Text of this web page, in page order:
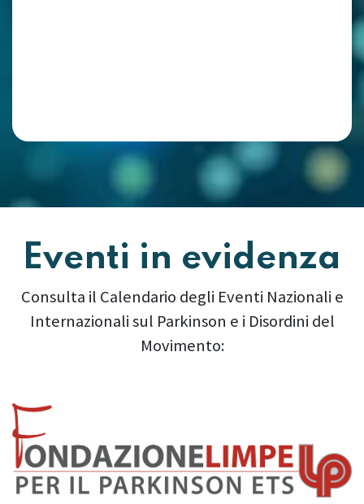
Eventi in evidenza
Consulta il Calendario degli Eventi Nazionali e
Internazionali sul Parkinson e i Disordini del
Movimento: